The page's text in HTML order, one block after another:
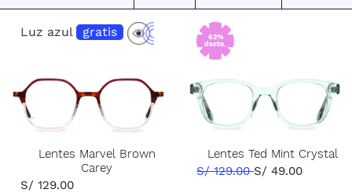
Luz azul gratis
Lentes Marvel Brown
Carey
S/ 129.00
62%
dscto.
Lentes Ted Mint Crystal
S/ 129.00S/ 49.00